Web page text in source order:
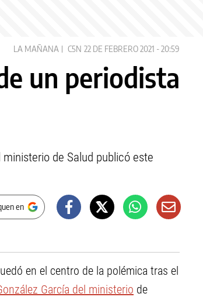
LA MAÑANA C5N 22 DE FEBRERO 2021 - 20:59
un periodista
de Salud publicó este
en
en el centro de la polémica tras el
García del ministerio de